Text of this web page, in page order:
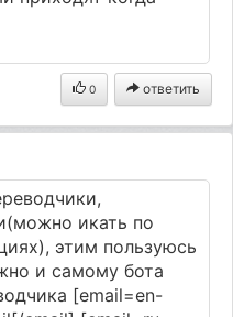
0 ответить
икать по
этим пользуюсь
и самому бота
[email=en-